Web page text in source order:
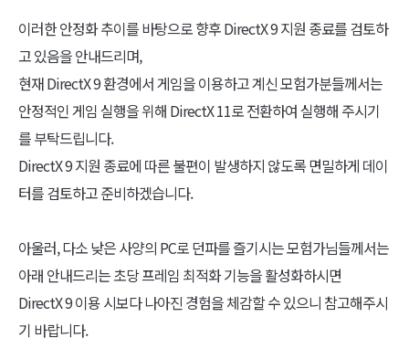
이러한 안정화 추이를 바탕으로 향후 DirectX 9 지원 종료를 검토하
고 있음을 안내드리며,
현재 DirectX 9 환경에서 게임을 이용하고 계신 모험가분들께서는
안정적인 게임 실행을 위해 DirectX 11로 전환하여 실행해 주시기
를 부탁드립니다.
DirectX 9 지원 종료에 따른 불편이 발생하지 않도록 면밀하게 데이
터를 검토하고 준비하겠습니다.
아울러, 다소 낮은 사양의 PC로 던파를 즐기시는 모험가님들께서는
아래 안내드리는 초당 프레임 최적화 기능을 활성화하시면
DirectX 9 이용 시보다 나아진 경험을 체감할 수 있으니 참고해주시
기 바랍니다.